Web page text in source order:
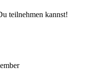
teilnehmen kannst!